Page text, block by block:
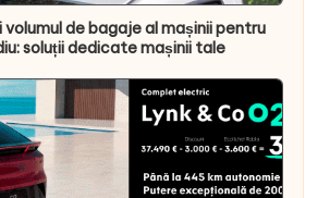
de bagaje al mașinii pentru
soluții dedicate mașinii tale